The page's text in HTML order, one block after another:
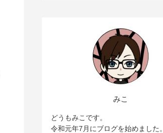
みこ
どうもみこです。
令和元年7月にブログを始めました。